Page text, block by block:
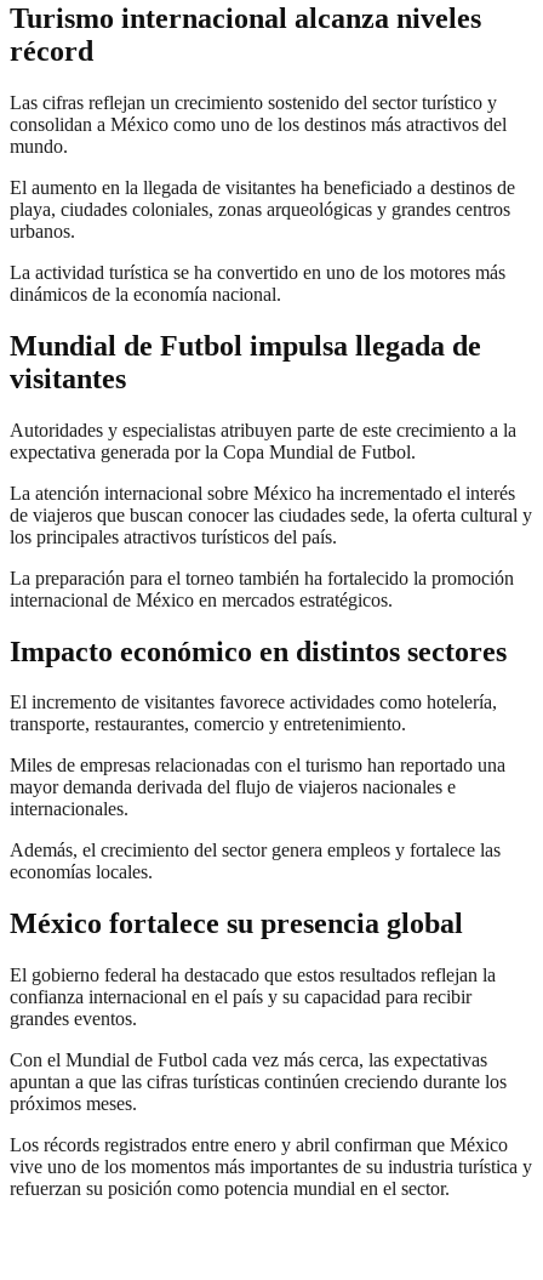
Turismo internacional alcanza niveles
récord
Las cifras reflejan un crecimiento sostenido del sector turístico y
consolidan a México como uno de los destinos más atractivos del
mundo.
El aumento en la llegada de visitantes ha beneficiado a destinos de
playa, ciudades coloniales, zonas arqueológicas y grandes centros
urbanos.
La actividad turística se ha convertido en uno de los motores más
dinámicos de la economía nacional.
Mundial de Futbol impulsa llegada de
visitantes
Autoridades y especialistas atribuyen parte de este crecimiento a la
expectativa generada por la Copa Mundial de Futbol.
La atención internacional sobre México ha incrementado el interés
de viajeros que buscan conocer las ciudades sede, la oferta cultural y
los principales atractivos turísticos del país.
La preparación para el torneo también ha fortalecido la promoción
internacional de México en mercados estratégicos.
Impacto económico en distintos sectores
El incremento de visitantes favorece actividades como hotelería,
transporte, restaurantes, comercio y entretenimiento.
Miles de empresas relacionadas con el turismo han reportado una
mayor demanda derivada del flujo de viajeros nacionales e
internacionales.
Además, el crecimiento del sector genera empleos y fortalece las
economías locales.
México fortalece su presencia global
El gobierno federal ha destacado que estos resultados reflejan la
confianza internacional en el país y su capacidad para recibir
grandes eventos.
Con el Mundial de Futbol cada vez más cerca, las expectativas
apuntan a que las cifras turísticas continúen creciendo durante los
próximos meses.
Los récords registrados entre enero y abril confirman que México
vive uno de los momentos más importantes de su industria turística y
refuerzan su posición como potencia mundial en el sector.